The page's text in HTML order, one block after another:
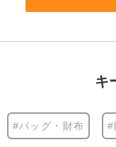
キ
#バッグ・財布 #